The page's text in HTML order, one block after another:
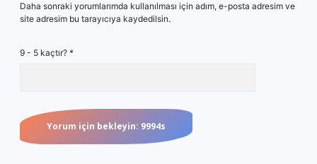
Daha sonraki yorumlarımda kullanılması için adım, e-posta adresim ve
site adresim bu tarayıcıya kaydedilsin.
9 - 5 kaçtır? *